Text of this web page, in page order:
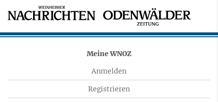
Meine WNOZ
Anmelden
Registrieren